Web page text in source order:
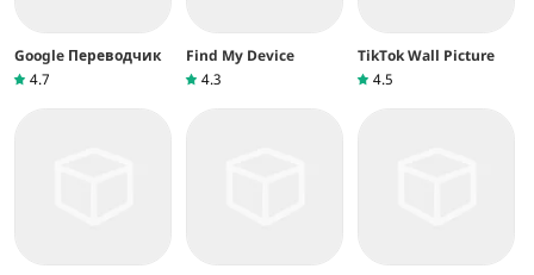
Google Переводчик
4.7
Find My Device
4.3
TikTok Wall Picture
4.5